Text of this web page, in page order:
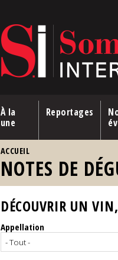
À la
une
Reportages
ACCUEIL
NOTES DE
DÉCOUVRIR UN
Appellation